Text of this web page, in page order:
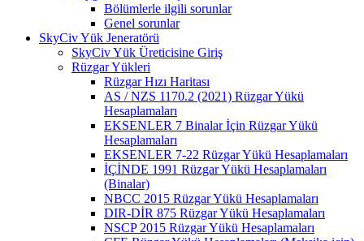
Bölümlerle ilgili sorunlar
Genel sorunlar
SkyCiv Yük Jeneratörü
SkyCiv Yük Üreticisine Giriş
Rüzgar Yükleri
Rüzgar Hızı Haritası
AS / NZS 1170.2 (2021) Rüzgar Yükü
Hesaplamaları
EKSENLER 7 Binalar İçin Rüzgar Yükü
Hesaplamaları
EKSENLER 7-22 Rüzgar Yükü Hesaplamaları
İÇİNDE 1991 Rüzgar Yükü Hesaplamaları
(Binalar)
NBCC 2015 Rüzgar Yükü Hesaplamaları
DIR-DİR 875 Rüzgar Yükü Hesaplamaları
NSCP 2015 Rüzgar Yükü Hesaplamaları